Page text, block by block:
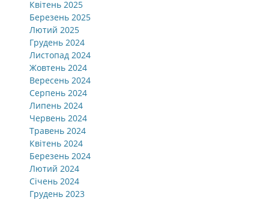
Квітень 2025
Березень 2025
Лютий 2025
Грудень 2024
Листопад 2024
Жовтень 2024
Вересень 2024
Серпень 2024
Липень 2024
Червень 2024
Травень 2024
Квітень 2024
Березень 2024
Лютий 2024
Січень 2024
Грудень 2023